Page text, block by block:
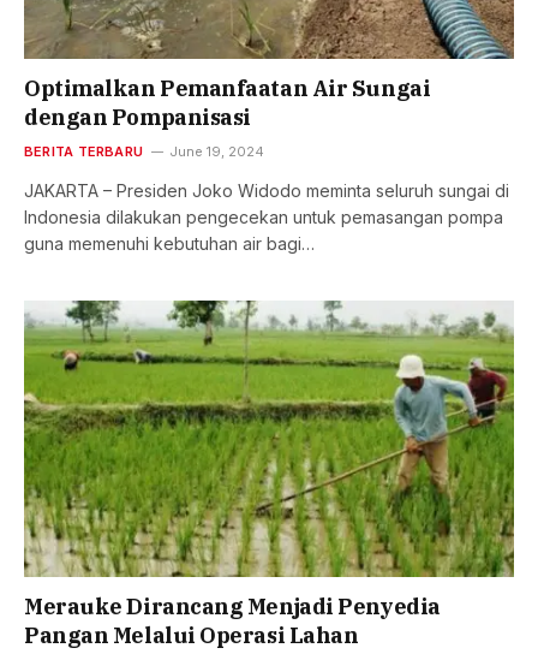
Optimalkan Pemanfaatan Air Sungai
dengan Pompanisasi
BERITA TERBARU June 19, 2024
JAKARTA – Presiden Joko Widodo meminta seluruh sungai di
Indonesia dilakukan pengecekan untuk pemasangan pompa
guna memenuhi kebutuhan air bagi…
Merauke Dirancang Menjadi Penyedia
Pangan Melalui Operasi Lahan